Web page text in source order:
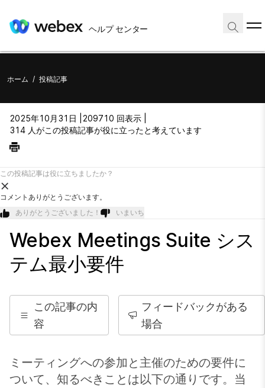
ヘルプ センター
ホーム / 投稿記事
2025年10月31日 |
209710 回表示 |
314 人がこの投稿記事が役に立ったと考えています
この投稿記事は役に立ちましたか？
コメントありがとうございます。
ありがとうございました！
いまいち
Webex Meetings Suite シス
テム最小要件
この記事の内
容
フィードバックがある
場合
ミーティングへの参加と主催のための要件に
ついて、知るべきことは以下の通りです。当